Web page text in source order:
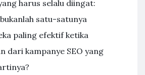
harus selalu diingat:
bukanlah satu-satunya
paling efektif ketika
dari kampanye SEO yang